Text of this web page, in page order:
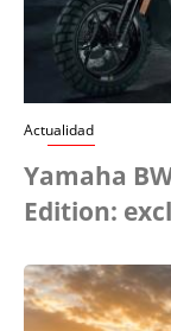
Actualidad
Yamaha
Edition: